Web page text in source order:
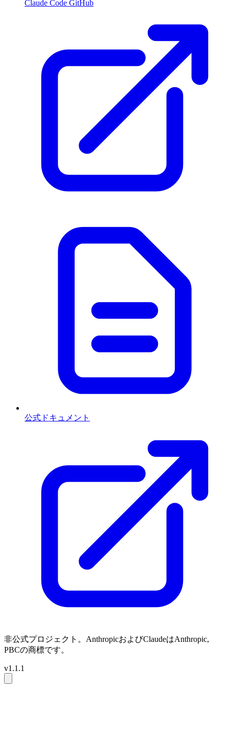
Claude Code GitHub
公式ドキュメント
非公式プロジェクト。AnthropicおよびClaudeはAnthropic,
PBCの商標です。
v1.1.1